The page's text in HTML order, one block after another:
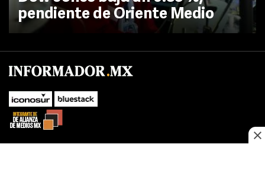
pendiente de Oriente Medio